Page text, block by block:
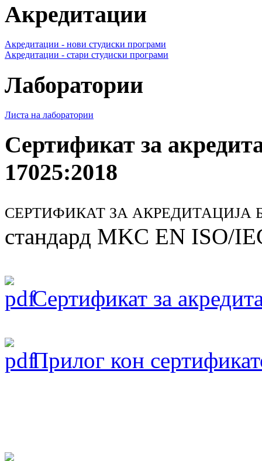
Акредитации
Акредитации - нови студиски програми
Акредитации - стари студиски програми
Лаборатории
Листа на лаборатории
Сертификат за
17025:2018
СЕРТИФИКАТ ЗА АКРЕДИТАЦИЈА
стандард MKC EN ISO/
Сертификат за
Прилог кон